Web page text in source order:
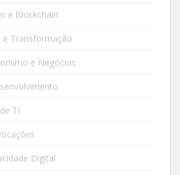
e Blockchain
e Transformação
e Negócios
TI
Digital